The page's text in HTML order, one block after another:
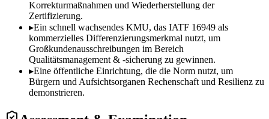
Korrekturmaßnahmen und Wiederherstellung der
Zertifizierung.
▸Ein schnell wachsendes KMU, das IATF 16949 als
kommerzielles Differenzierungsmerkmal nutzt, um
Großkundenausschreibungen im Bereich
Qualitätsmanagement & -sicherung zu gewinnen.
▸Eine öffentliche Einrichtung, die die Norm nutzt, um
Bürgern und Aufsichtsorganen Rechenschaft und Resilienz zu
demonstrieren.